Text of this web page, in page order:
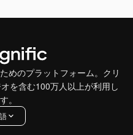
めのプラットフォーム。クリ
を含む100万人以上が利用し
。